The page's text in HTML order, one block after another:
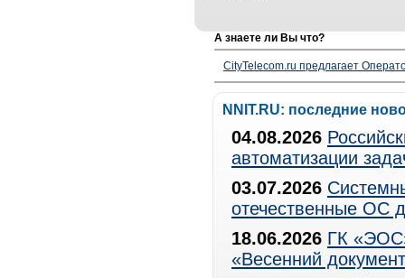
А знаете ли Вы что?
CityTelecom.ru предлагает
NNIT.RU: последние
04.08.2026
автоматизации
03.07.2026
отечественные ОС
18.06.2026 ГК
«Весенний